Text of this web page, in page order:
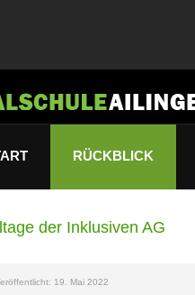
RÜCKBLICK
der Inklusiven AG
19. Mai 2022